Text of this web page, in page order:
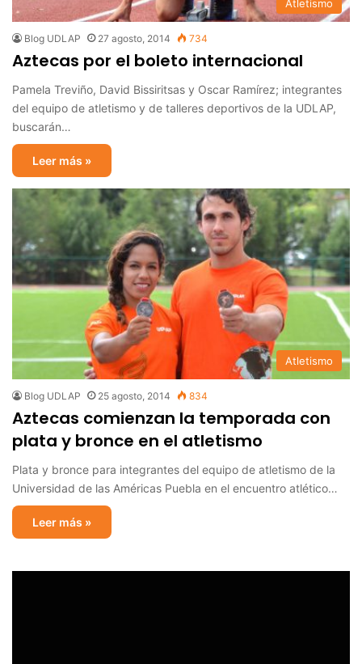
Atletismo
Blog UDLAP 27 agosto, 2014 734
Aztecas por el boleto internacional
Pamela Treviño, David Bissiritsas y Oscar Ramírez; integrantes
del equipo de atletismo y de talleres deportivos de la UDLAP,
buscarán…
Leer más »
Atletismo
Blog UDLAP 25 agosto, 2014 834
Aztecas comienzan la temporada con
plata y bronce en el atletismo
Plata y bronce para integrantes del equipo de atletismo de la
Universidad de las Américas Puebla en el encuentro atlético…
Leer más »